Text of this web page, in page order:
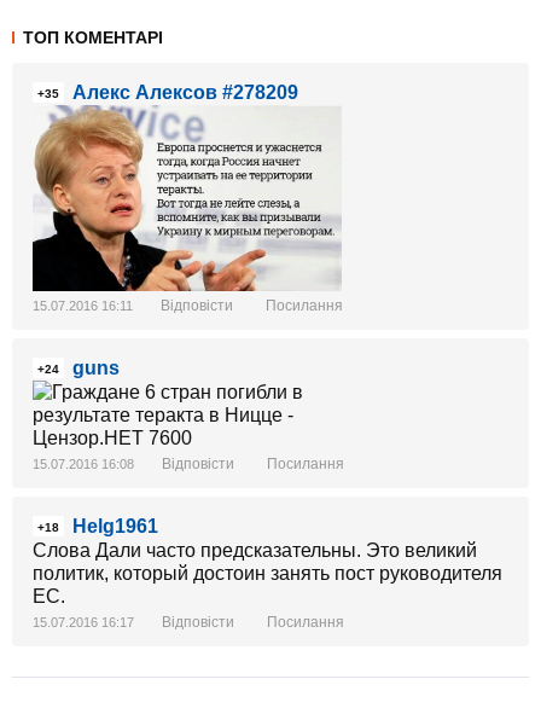
ТОП КОМЕНТАРІ
+35 Алекс Алексов #278209
15.07.2016 16:11 Відповісти Посилання
+24 guns
15.07.2016 16:08 Відповісти Посилання
+18
Helg1961
Слова Дали часто предсказательны. Это великий
политик, который достоин занять пост руководителя
ЕС.
15.07.2016 16:17 Відповісти Посилання